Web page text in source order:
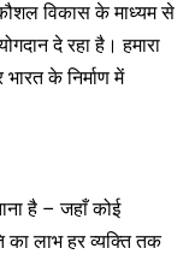
विकास के माध्यम से
दे रहा है। हमारा
के निर्माण में
है – जहाँ कोई
का लाभ हर व्यक्ति तक